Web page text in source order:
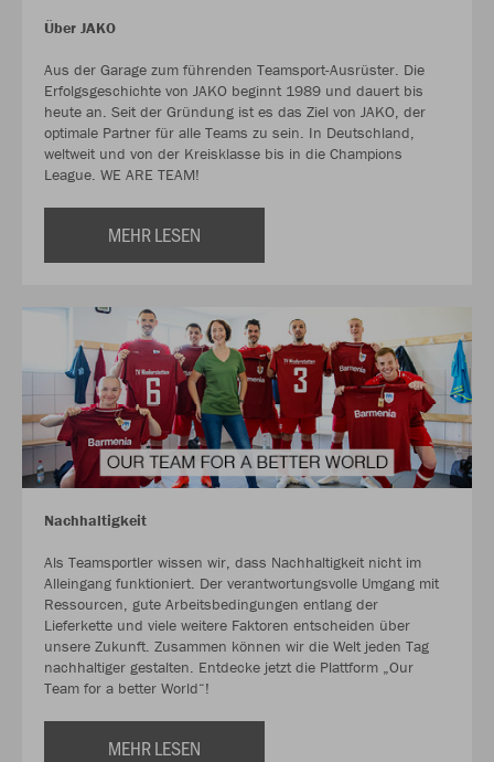
Über JAKO
Aus der Garage zum führenden Teamsport-Ausrüster. Die
Erfolgsgeschichte von JAKO beginnt 1989 und dauert bis
heute an. Seit der Gründung ist es das Ziel von JAKO, der
optimale Partner für alle Teams zu sein. In Deutschland,
weltweit und von der Kreisklasse bis in die Champions
League. WE ARE TEAM!
MEHR LESEN
Nachhaltigkeit
Als Teamsportler wissen wir, dass Nachhaltigkeit nicht im
Alleingang funktioniert. Der verantwortungsvolle Umgang mit
Ressourcen, gute Arbeitsbedingungen entlang der
Lieferkette und viele weitere Faktoren entscheiden über
unsere Zukunft. Zusammen können wir die Welt jeden Tag
nachhaltiger gestalten. Entdecke jetzt die Plattform „Our
Team for a better World“!
MEHR LESEN